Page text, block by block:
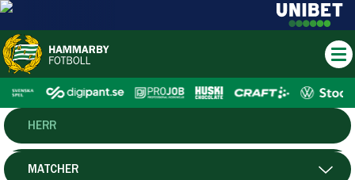
HERR
DAM
MATCHER